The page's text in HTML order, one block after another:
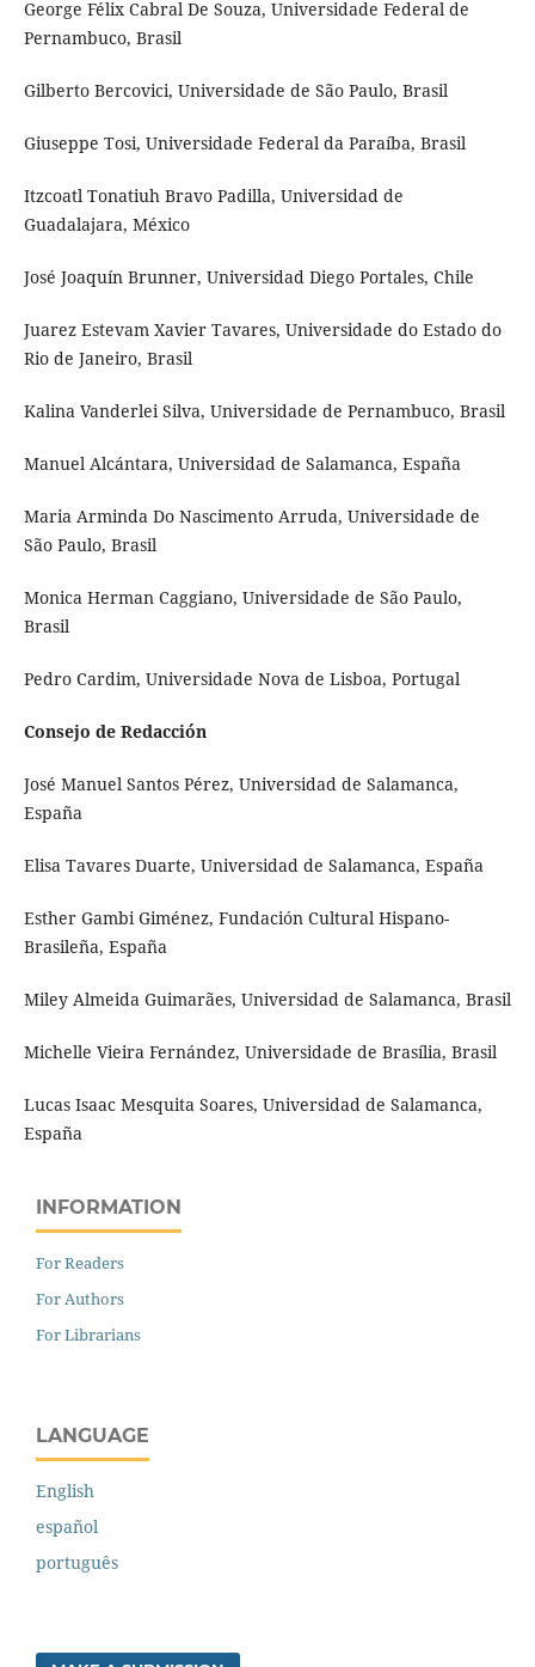
George Félix Cabral De Souza, Universidade Federal de
Pernambuco, Brasil
Gilberto Bercovici, Universidade de São Paulo, Brasil
Giuseppe Tosi, Universidade Federal da Paraíba, Brasil
Itzcoatl Tonatiuh Bravo Padilla, Universidad de
Guadalajara, México
José Joaquín Brunner, Universidad Diego Portales, Chile
Juarez Estevam Xavier Tavares, Universidade do Estado do
Rio de Janeiro, Brasil
Kalina Vanderlei Silva, Universidade de Pernambuco, Brasil
Manuel Alcántara, Universidad de Salamanca, España
Maria Arminda Do Nascimento Arruda, Universidade de
São Paulo, Brasil
Monica Herman Caggiano, Universidade de São Paulo,
Brasil
Pedro Cardim, Universidade Nova de Lisboa, Portugal
Consejo de Redacción
José Manuel Santos Pérez, Universidad de Salamanca,
España
Elisa Tavares Duarte, Universidad de Salamanca, España
Esther Gambi Giménez, Fundación Cultural Hispano-
Brasileña, España
Miley Almeida Guimarães, Universidad de Salamanca, Brasil
Michelle Vieira Fernández, Universidade de Brasília, Brasil
Lucas Isaac Mesquita Soares, Universidad de Salamanca,
España
INFORMATION
For Readers
For Authors
For Librarians
LANGUAGE
English
español
português